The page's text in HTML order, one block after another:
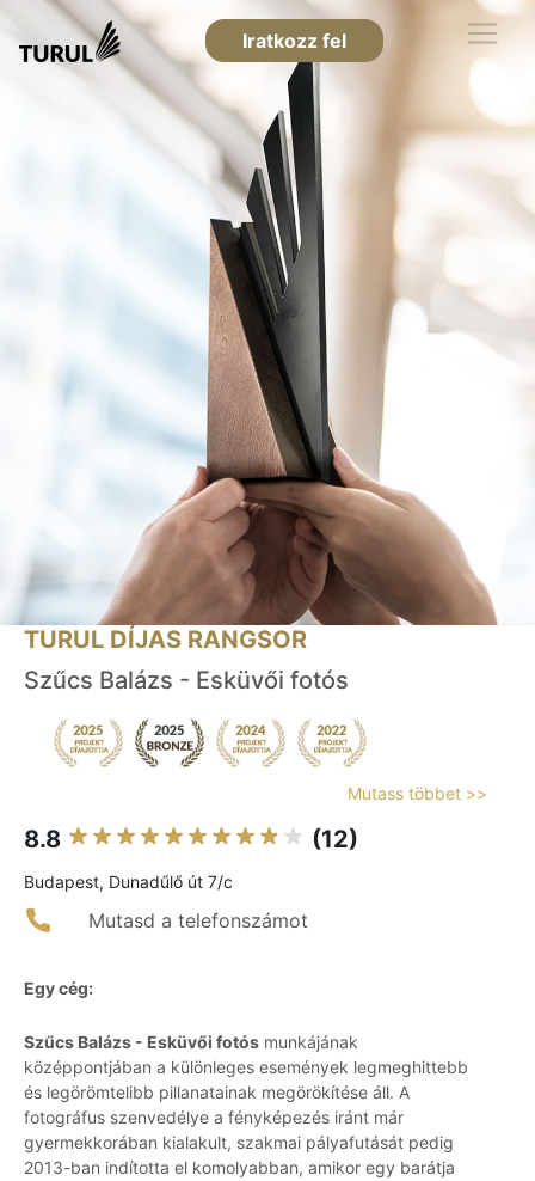
Iratkozz fel
TURUL DÍJAS RANGSOR
Szűcs Balázs - Esküvői fotós
Mutass többet >>
8.8 (12)
Budapest, Dunadűlő út 7/c
Mutasd a telefonszámot
Egy cég:
Szűcs Balázs - Esküvői fotós munkájának
középpontjában a különleges események legmeghittebb
és legörömtelibb pillanatainak megörökítése áll. A
fotográfus szenvedélye a fényképezés iránt már
gyermekkorában kialakult, szakmai pályafutását pedig
2013-ban indította el komolyabban, amikor egy barátja